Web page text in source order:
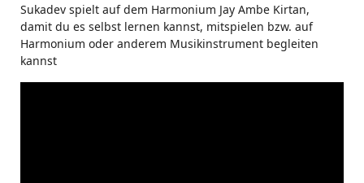
Sukadev spielt auf dem Harmonium Jay Ambe Kirtan,
damit du es selbst lernen kannst, mitspielen bzw. auf
Harmonium oder anderem Musikinstrument begleiten
kannst